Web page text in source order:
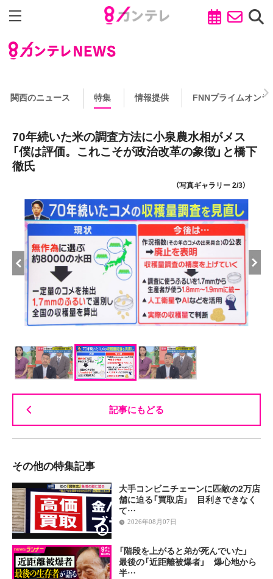
関西のニュース 特集 情報提供 FNNプライムオンラ
70年続いた米の調査方法に小泉農水相がメス
「僕は評価。これこそが政治改革の象徴」と橋下
徹氏
（写真ギャラリー 2/3）
記事にもどる
その他の特集記事
大手コンビニチェーンに匹敵の2万店
舗に迫る「買取店」 目利きできなく
て…
2026年08月07日
「階段を上がると弟が死んでいた」
最後の「近距離被爆者」 爆心地から
半…